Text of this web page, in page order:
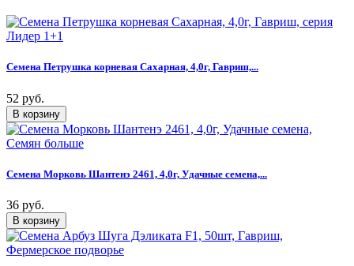
Семена Петрушка корневая Сахарная, 4,0г, Гавриш,...
52 руб.
Семена Морковь Шантенэ 2461, 4,0г, Удачные семена,...
36 руб.